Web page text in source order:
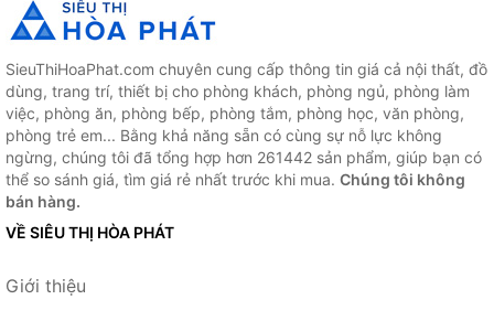
SieuThiHoaPhat.com chuyên cung cấp thông tin giá cả nội thất, đồ
dùng, trang trí, thiết bị cho phòng khách, phòng ngủ, phòng làm
việc, phòng ăn, phòng bếp, phòng tắm, phòng học, văn phòng,
phòng trẻ em... Bằng khả năng sẵn có cùng sự nỗ lực không
ngừng, chúng tôi đã tổng hợp hơn 261442 sản phẩm, giúp bạn có
thể so sánh giá, tìm giá rẻ nhất trước khi mua. Chúng tôi không
bán hàng.
VỀ SIÊU THỊ HÒA PHÁT
Giới thiệu